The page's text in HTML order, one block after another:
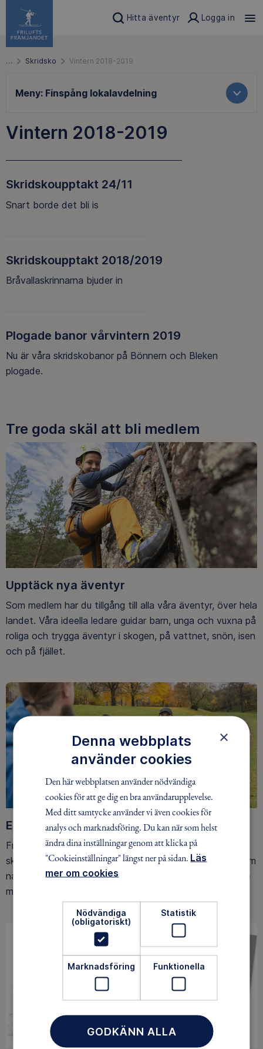
Hitta äventyr Logga in
… Skridsko Vintern 2018-2019
Meny: Finspång lokalavdelning
Vintern 2018-2019
Skridskoupptakt 24/11
Snart borde det bli is
Skridskoupptakt 2018/2019
Bråvallaskrinnarna bjuder in
Plogade banor vårvintern 2019
Nu är våra skridskobanor på Bönnern och Bleken
plogade.
Tre goda skäl att bli medlem
Upptäck nya äventyr
Som medlem har du tillgång till alla våra äventyr, över hela
landet. Våra ideella ledare guidar barn, unga och vuxna på
roliga och trygga äventyr i skogen, på vattnet, snön, isen
och på fjället.
Ett friluftsliv för alla
Friluftsfrämjandet arbetar för att så många som möjligt
ska upptäcka den rörelseglädje och de hälsoeffekter som
naturen ger. Som medlem bidrar du också till vårt arbete
med att skydda allemansrätten.
×
Denna webbplats
använder cookies
Den här webbplatsen använder nödvändiga
cookies för att ge dig en bra användarupplevelse.
Med ditt samtycke använder vi även cookies för
analys och marknadsföring. Du kan när som helst
ändra dina inställningar genom att klicka på
"Cookieinställningar" längst ner på sidan. Läs
mer om cookies
Nödvändiga
(obligatoriskt)
Statistik
Marknadsföring Funktionella
GODKÄNN ALLA